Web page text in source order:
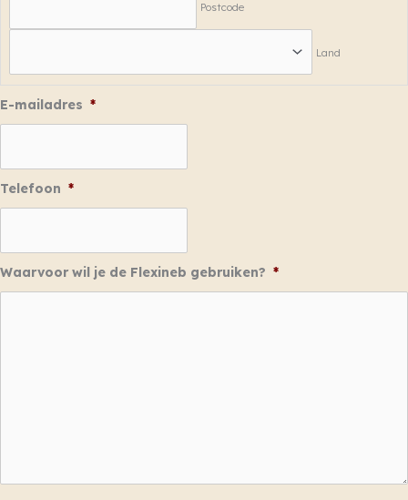
Postcode
Land
E-mailadres *
Telefoon *
Waarvoor wil je de Flexineb gebruiken? *